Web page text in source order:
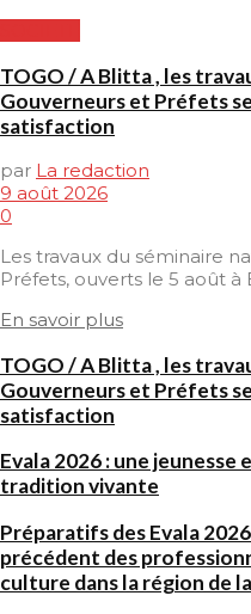
TOGO / A Blitta , les
Gouverneurs et Préfets
satisfaction
par La redaction
9 août 2026
0
Les travaux du séminaire
Préfets, ouverts le 5 août à
En savoir plus
TOGO / A Blitta , les
Gouverneurs et Préfets
satisfaction
Evala 2026 : une jeunesse
tradition vivante
Préparatifs des Evala
précédent des
culture dans la région de